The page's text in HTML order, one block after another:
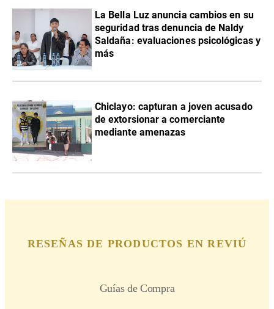
La Bella Luz anuncia cambios en su
seguridad tras denuncia de Naldy
Saldaña: evaluaciones psicológicas y
más
Chiclayo: capturan a joven acusado
de extorsionar a comerciante
mediante amenazas